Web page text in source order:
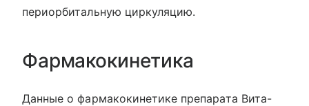
периорбитальную циркуляцию.
Фармакокинетика
Данные о фармакокинетике препарата Вита-